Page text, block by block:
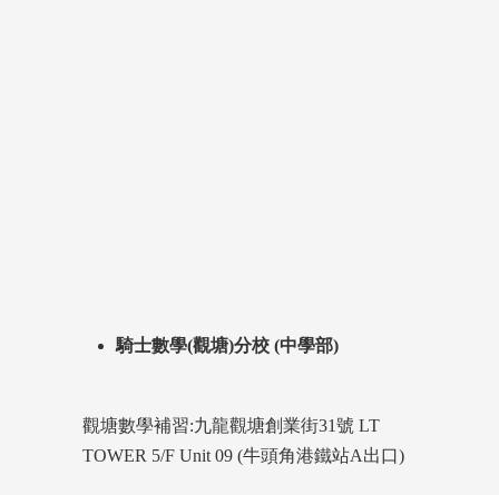
騎士數學(觀塘)分校 (中學部)
觀塘數學補習:九龍觀塘創業街31號 LT
TOWER 5/F Unit 09 (牛頭角港鐵站A出口)